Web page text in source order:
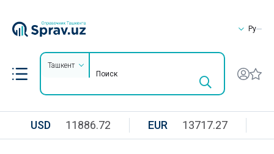
Ру
Ташкент
USD 11886.72 EUR 13717.27